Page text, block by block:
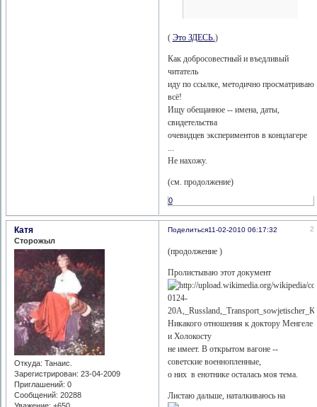
( Это ЗДЕСЬ. )
Как добросовестный и въедливый
читатель
иду по ссылке, методично просматриваю
всё!
Ищу обещанное -- имена, даты,
свидетельства
очевидцев экспериментов в концлагере
Не нахожу.
(см. продолжение)
0
Поделиться 2
11-02-2010 06:17:32
Катя
Сторожыл
Откуда: Танаис.
Зарегистрирован: 23-04-2009
Приглашений: 0
Сообщений: 20288
(продолжение )
Пролистываю этот документ
Никакого отношения к доктору Менгеле
и Холокосту
не имеет. В открытом вагоне --
советские военнопленные,
о них в енотнике осталась моя тема.
Листаю дальше, наталкиваюсь на